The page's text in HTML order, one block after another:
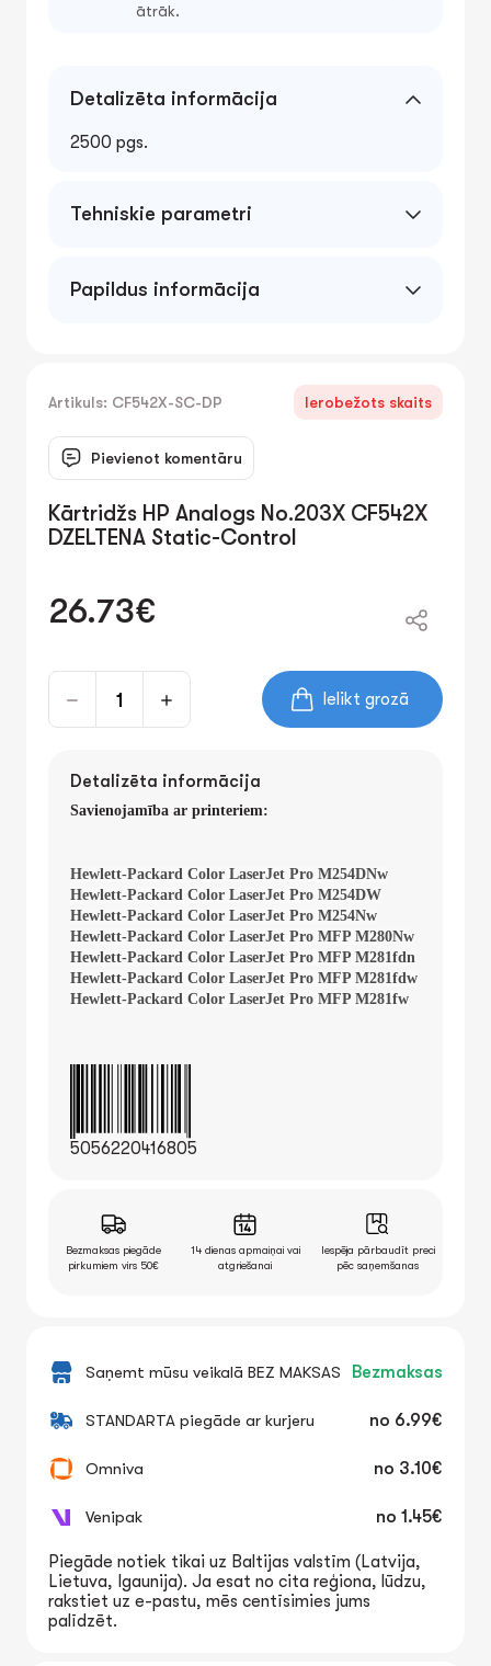
ātrāk.
Detalizēta informācija
2500 pgs.
Tehniskie parametri
Papildus informācija
Artikuls: CF542X-SC-DP Ierobežots skaits
Pievienot komentāru
Kārtridžs HP Analogs No.203X CF542X
DZELTENA Static-Control
26.73€
Ielikt grozā
Detalizēta informācija
Savienojamība ar printeriem:
Hewlett-Packard Color LaserJet Pro M254DNw
Hewlett-Packard Color LaserJet Pro M254DW
Hewlett-Packard Color LaserJet Pro M254Nw
Hewlett-Packard Color LaserJet Pro MFP M280Nw
Hewlett-Packard Color LaserJet Pro MFP M281fdn
Hewlett-Packard Color LaserJet Pro MFP M281fdw
Hewlett-Packard Color LaserJet Pro MFP M281fw
5056220416805
Bezmaksas piegāde
pirkumiem virs 50€
14 dienas apmaiņai vai
atgriešanai
Iespēja pārbaudīt preci
pēc saņemšanas
Saņemt mūsu veikalā BEZ MAKSAS Bezmaksas
STANDARTA piegāde ar kurjeru no 6.99€
Omniva no 3.10€
Venipak no 1.45€
Piegāde notiek tikai uz Baltijas valstīm (Latvija,
Lietuva, Igaunija). Ja esat no cita reģiona, lūdzu,
rakstiet uz e-pastu, mēs centīsimies jums
palīdzēt.